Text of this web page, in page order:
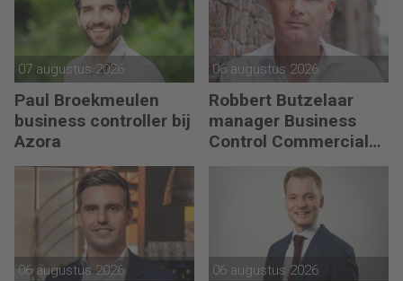
07 augustus 2026
Paul Broekmeulen
business controller bij
Azora
06 augustus 2026
Robbert Butzelaar
manager Business
Control Commercial
bij PLUS Retail
06 augustus 2026 06 augustus 2026